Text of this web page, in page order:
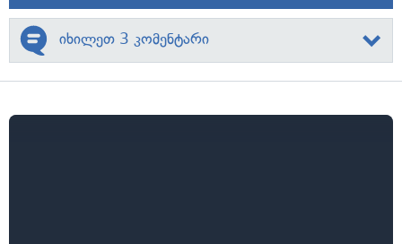
იხილეთ 3 კომენტარი